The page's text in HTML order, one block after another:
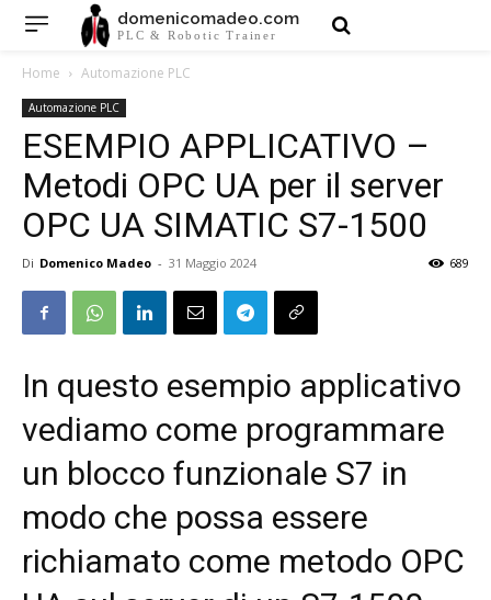
domenicomadeo.com
PLC & Robotic Trainer
Home Automazione PLC
Automazione PLC
ESEMPIO APPLICATIVO –
Metodi OPC UA per il server
OPC UA SIMATIC S7-1500
Di Domenico Madeo - 31 Maggio 2024 689
In questo esempio applicativo
vediamo come programmare
un blocco funzionale S7 in
modo che possa essere
richiamato come metodo OPC